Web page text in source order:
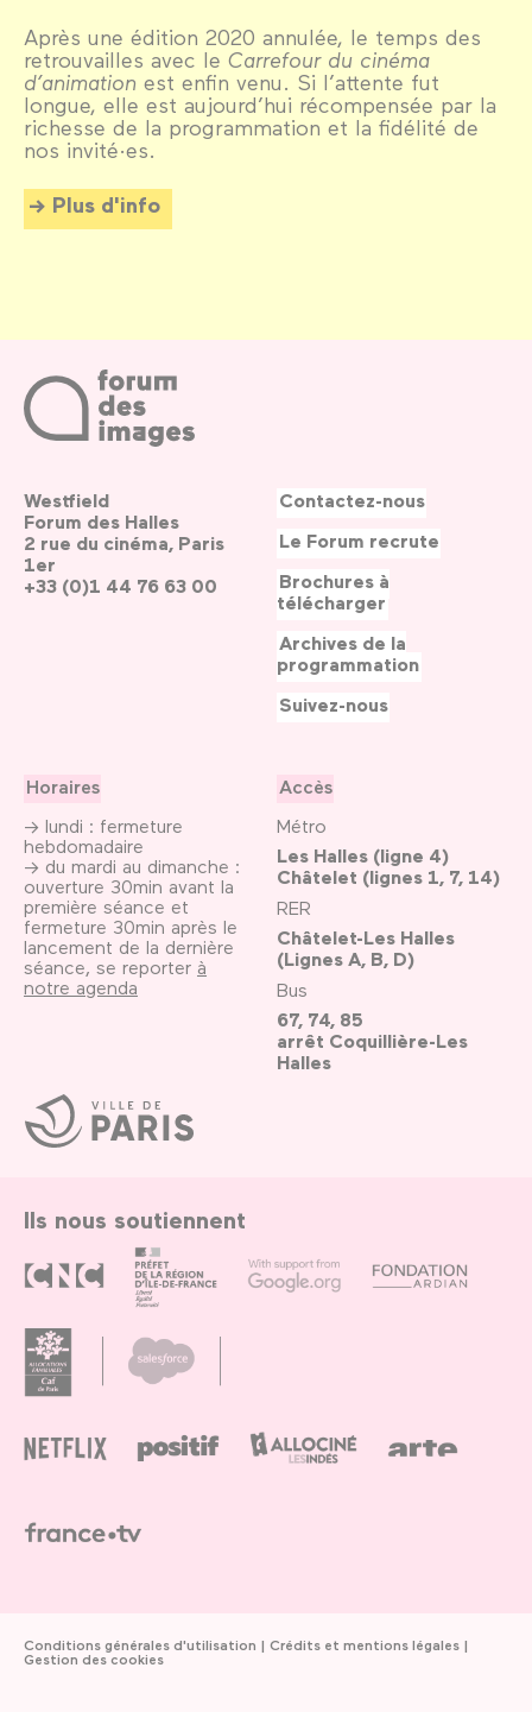
Après une édition 2020 annulée, le temps des
retrouvailles avec le Carrefour du cinéma
d’animation est enfin venu. Si l’attente fut
longue, elle est aujourd’hui récompensée par la
richesse de la programmation et la fidélité de
nos invité·es.
Plus d'info
Ville
de
Paris
Westfield
Forum des Halles
2 rue du cinéma, Paris
1er
+33 (0)1 44 76 63 00
Horaires
→ lundi : fermeture
hebdomadaire
→ du mardi au dimanche :
ouverture 30min avant la
première séance et
fermeture 30min après le
lancement de la dernière
séance, se reporter à
notre agenda
Accès
Métro
Les Halles (ligne 4)
Châtelet (lignes 1, 7, 14)
RER
Châtelet-Les Halles
(Lignes A, B, D)
Bus
67, 74, 85
arrêt Coquillière-Les
Halles
Contactez-nous
Le Forum recrute
Brochures à
télécharger
Archives de la
programmation
Suivez-nous
Ils nous soutiennent
Conditions générales d'utilisation
Crédits et mentions légales
Gestion des cookies